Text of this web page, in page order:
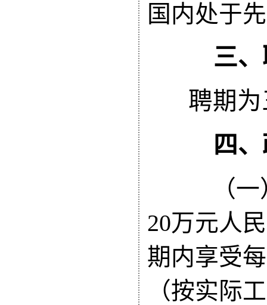
国内处于
三、
聘期
四、
（一）
20万元人
期内享受
（按实际